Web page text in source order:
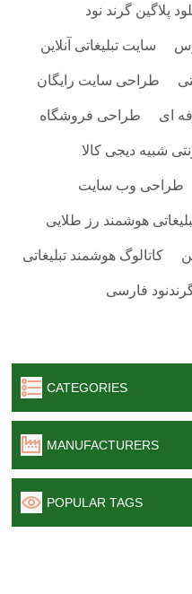
پلاگین گرند نود
سایت تبلیغاتی آنلاین
طراحی سایت رایگان
طراحی فروشگاه ای
شبیه دیجی کالا
طراحی وب سایت
هوشمند رز طلایی
کاتالوگ هوشمند تبلیغاتی
فارسی
CATEGORIES
MANUFACTURERS
POPULAR TAGS